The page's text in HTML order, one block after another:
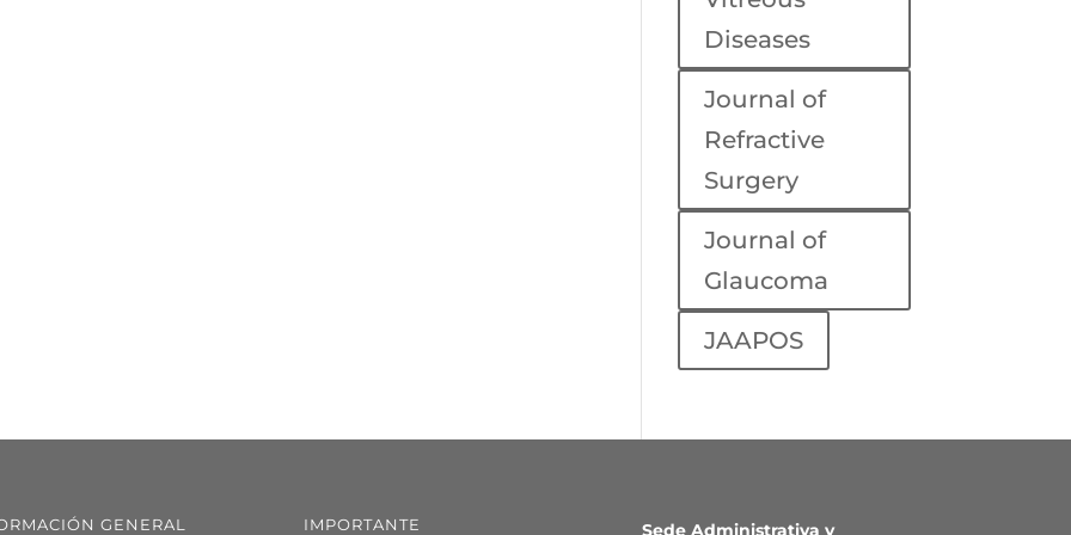
Diseases
Journal of
Refractive
Surgery
Journal of
Glaucoma
JAAPOS
GENERAL IMPORTANTE Sede Administrativa y